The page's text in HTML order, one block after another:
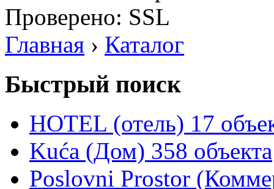
Проверено:
Главная › Каталог
Быстрый поиск
HOTEL (отель) 17
Kuća (Дом) 358 объекта
Poslovni Prostor